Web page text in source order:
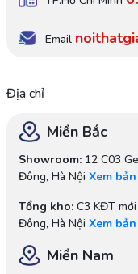
Email
Địa chỉ
Miền Bắc
Showroom:12 C03
Đông, Hà Nội Xem
Tổng kho:C3 KĐT mới
Đông, Hà Nội Xem
Miền Nam